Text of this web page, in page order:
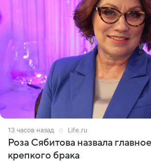
13 часов назад Life.ru
Роза Сябитова назвала
крепкого брака